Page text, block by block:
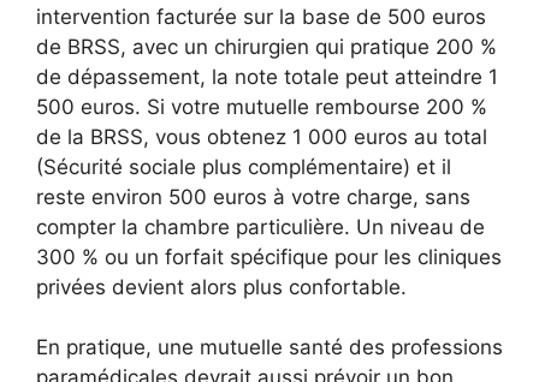
intervention facturée sur la base de 500 euros
de BRSS, avec un chirurgien qui pratique 200 %
de dépassement, la note totale peut atteindre 1
500 euros. Si votre mutuelle rembourse 200 %
de la BRSS, vous obtenez 1 000 euros au total
(Sécurité sociale plus complémentaire) et il
reste environ 500 euros à votre charge, sans
compter la chambre particulière. Un niveau de
300 % ou un forfait spécifique pour les cliniques
privées devient alors plus confortable.
En pratique, une mutuelle santé des professions